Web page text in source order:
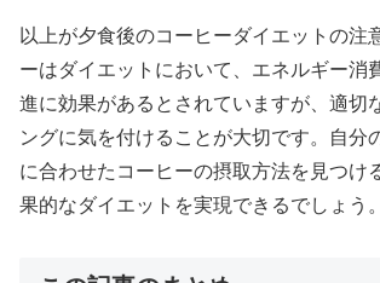
以上が夕食後のコーヒーダイエットの注
ーはダイエットにおいて、エネルギー消
進に効果があるとされていますが、適切
ングに気を付けることが大切です。自分
に合わせたコーヒーの摂取方法を見つけ
果的なダイエットを実現できるでしょう。